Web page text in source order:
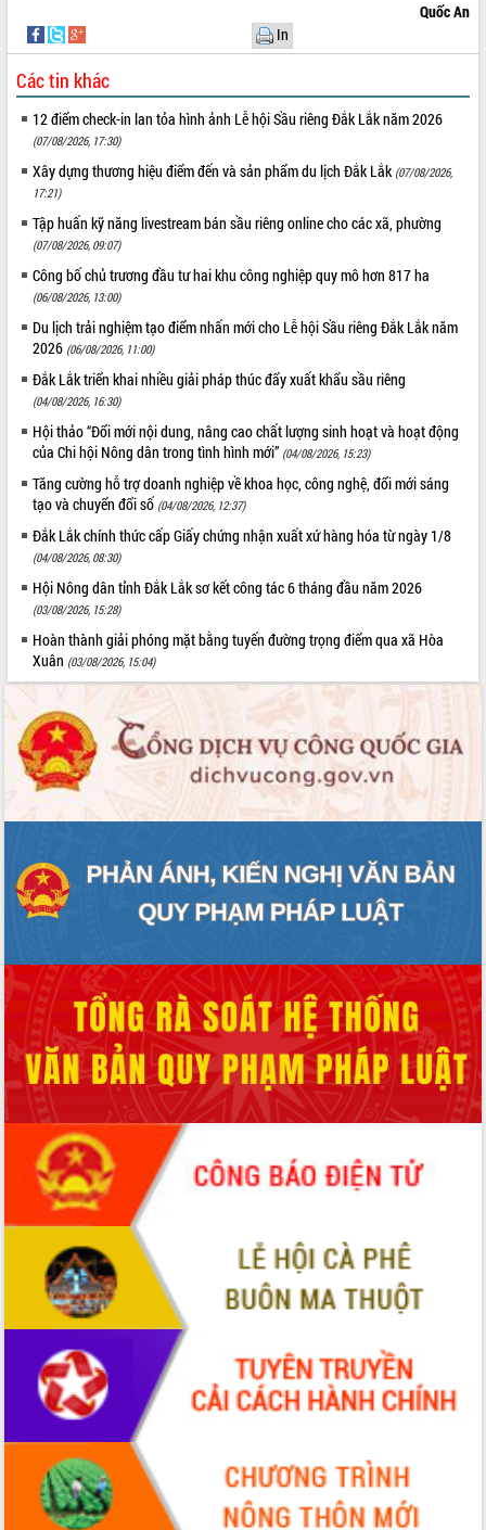
THỐNG KÊ TRUY CẬP
Hôm nay: 40133
Tất cả: 66085456
Quốc An
In
Các tin khác
12 điểm check-in lan tỏa hình ảnh Lễ hội Sầu riêng Đắk Lắk năm 2026
(07/08/2026, 17:30)
Xây dựng thương hiệu điểm đến và sản phẩm du lịch Đắk Lắk (07/08/2026,
17:21)
Tập huấn kỹ năng livestream bán sầu riêng online cho các xã, phường
(07/08/2026, 09:07)
Công bố chủ trương đầu tư hai khu công nghiệp quy mô hơn 817 ha
(06/08/2026, 13:00)
Du lịch trải nghiệm tạo điểm nhấn mới cho Lễ hội Sầu riêng Đắk Lắk năm
2026 (06/08/2026, 11:00)
Đắk Lắk triển khai nhiều giải pháp thúc đẩy xuất khẩu sầu riêng
(04/08/2026, 16:30)
Hội thảo “Đổi mới nội dung, nâng cao chất lượng sinh hoạt và hoạt động
của Chi hội Nông dân trong tình hình mới” (04/08/2026, 15:23)
Tăng cường hỗ trợ doanh nghiệp về khoa học, công nghệ, đổi mới sáng
tạo và chuyển đổi số (04/08/2026, 12:37)
Đắk Lắk chính thức cấp Giấy chứng nhận xuất xứ hàng hóa từ ngày 1/8
(04/08/2026, 08:30)
Hội Nông dân tỉnh Đắk Lắk sơ kết công tác 6 tháng đầu năm 2026
(03/08/2026, 15:28)
Hoàn thành giải phóng mặt bằng tuyến đường trọng điểm qua xã Hòa
Xuân (03/08/2026, 15:04)